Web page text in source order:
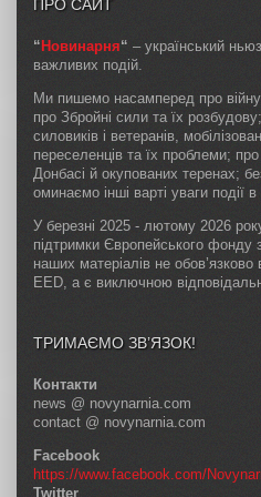
ПРО САЙТ
“Новинарня“ – український
важливих подій.
Ми пишемо насамперед про
про Збройні сили та їх
силовиків і ветеранів,
переселенців та їх проблеми;
Донбасі й окупованих теренах;
оминаємо інші варті уваги події в
У березні 2025 - лютому 2026
підтримки Європейського фонду
наших матеріалів не
EED, а є виключною
ТРИМАЄМО ЗВ’ЯЗОК!
Контакти
news @ novynarnia.com
contact @ novynarnia.com
Facebook
https://www.facebook.com/
Twitter